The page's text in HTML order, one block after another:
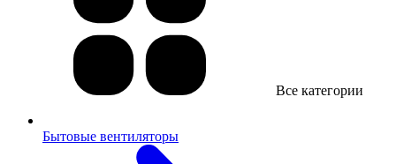
Все категории
Бытовые вентиляторы